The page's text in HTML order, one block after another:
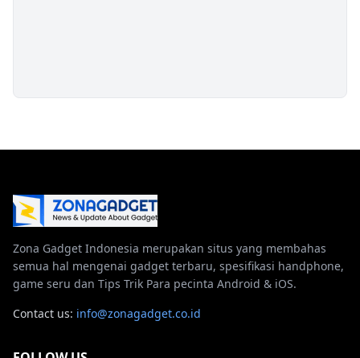
Zona Gadget Indonesia merupakan situs yang membahas
semua hal mengenai gadget terbaru, spesifikasi handphone,
game seru dan Tips Trik Para pecinta Android & iOS.
Contact us: info@zonagadget.co.id